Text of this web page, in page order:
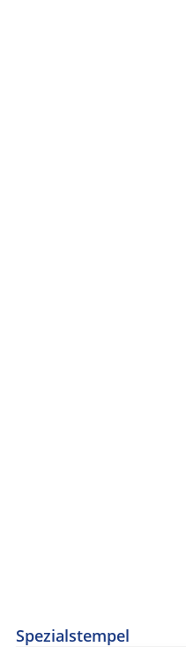
Spezialstempel